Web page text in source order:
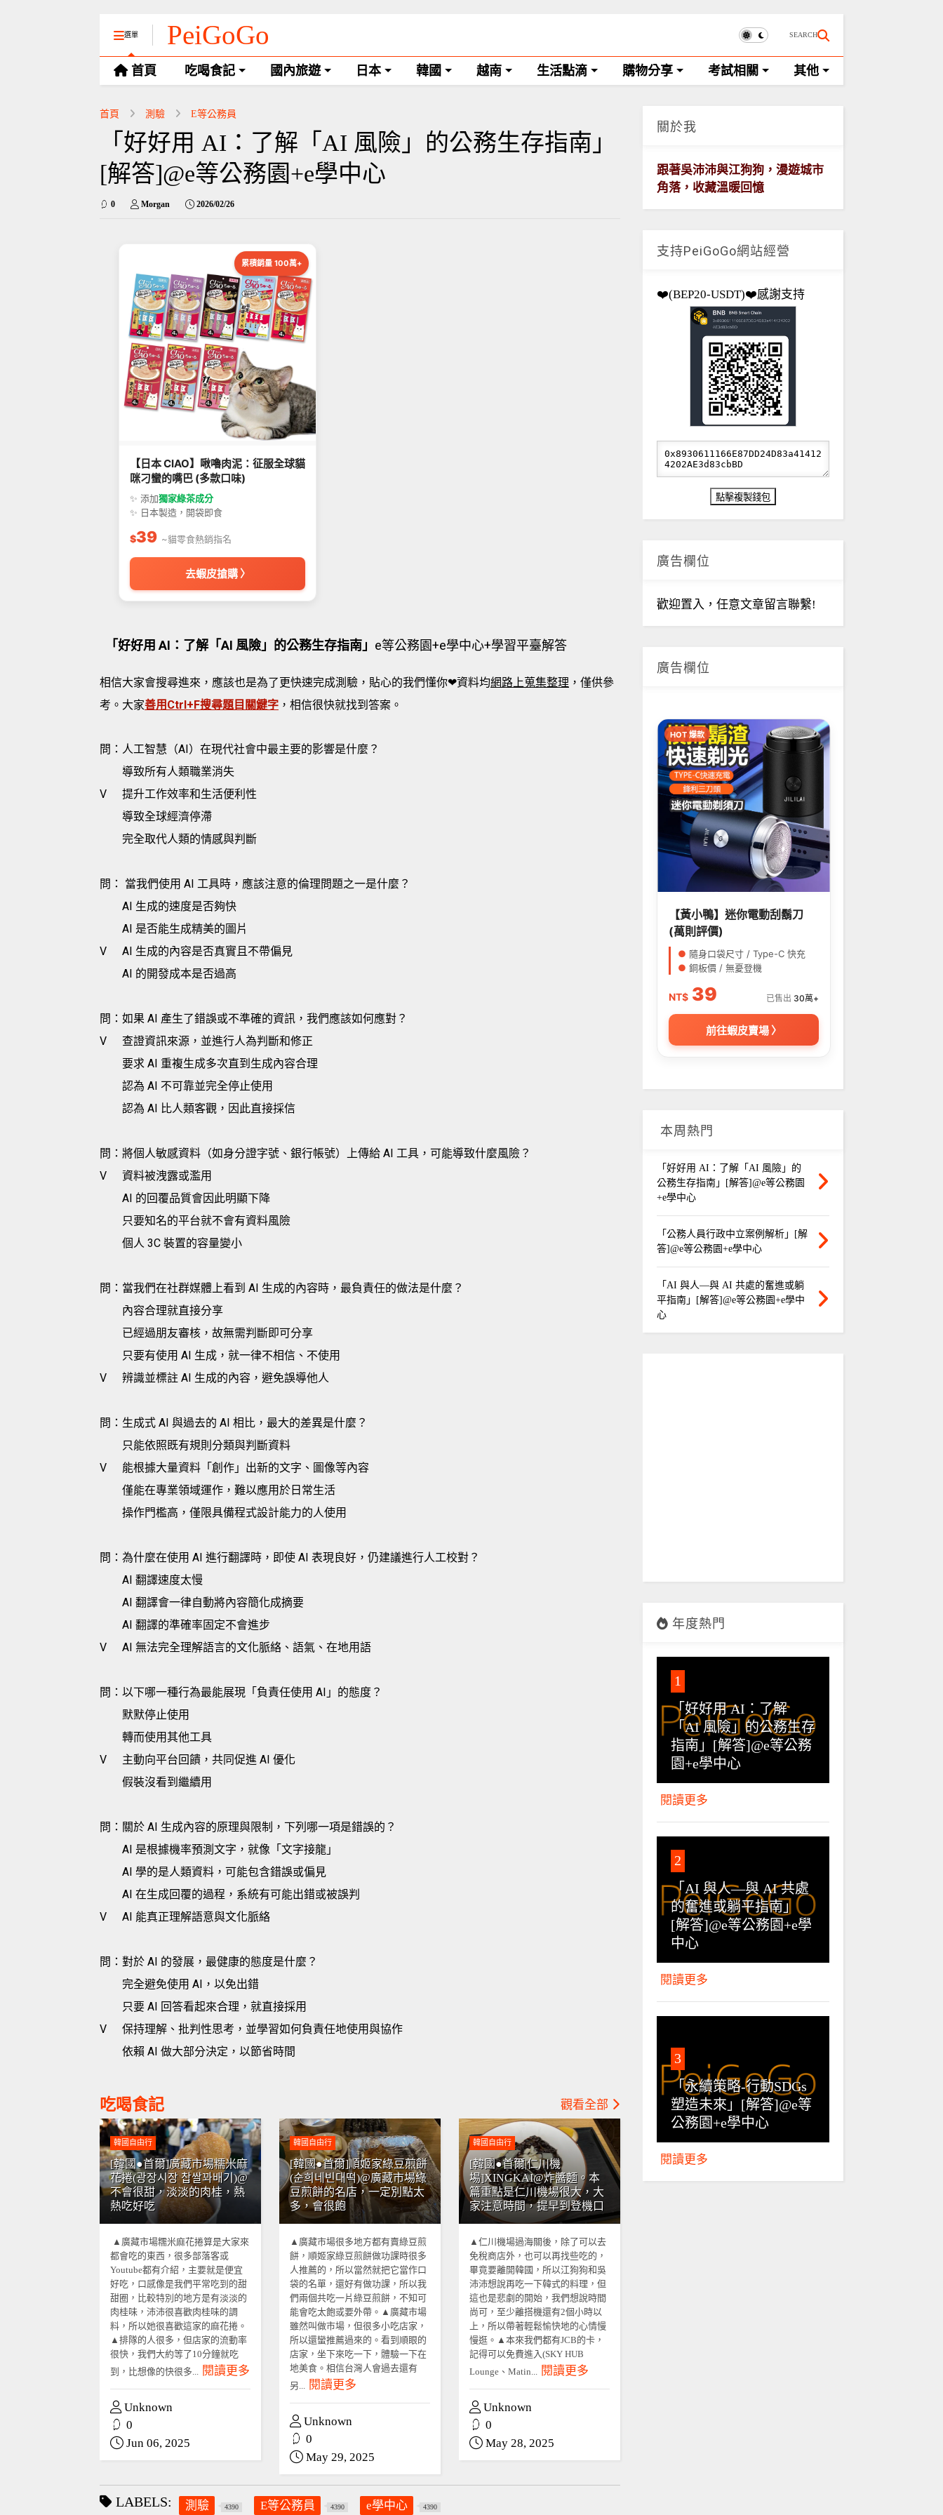
選單 PeiGoGo SEARCH
首頁 吃喝食記 國內旅遊 日本 韓國 越南 生活點滴 購物分享 考試相關 其他
首頁 測驗 E等公務員
「好好用 AI：了解「AI 風險」的公務生存指南」
[解答]@e等公務園+e學中心
0 Morgan 2026/02/26
累積銷量 100萬+
【日本 CIAO】啾嚕肉泥：征服全球貓
咪刁蠻的嘴巴 (多款口味)
✨ 添加獨家綠茶成分
✨ 日本製造，開袋即食
$39 ~貓零食熱銷指名
去蝦皮搶購 〉
「好好用 AI：了解「AI 風險」的公務生存指南」 e等公務園+e學中心+學習平臺解答
相信大家會搜尋進來，應該也是為了更快速完成測驗，貼心的我們懂你❤資料均網路上蒐集整理 ，僅供參
考。大家善用Ctrl+F搜尋題目關鍵字 ，相信很快就找到答案。
問：人工智慧（AI）在現代社會中最主要的影響是什麼？
導致所有人類職業消失
V
提升工作效率和生活便利性
導致全球經濟停滯
完全取代人類的情感與判斷
問： 當我們使用 AI 工具時，應該注意的倫理問題之一是什麼？
AI 生成的速度是否夠快
AI 是否能生成精美的圖片
V
AI 生成的內容是否真實且不帶偏見
AI 的開發成本是否過高
問：如果 AI 產生了錯誤或不準確的資訊，我們應該如何應對？
V
查證資訊來源，並進行人為判斷和修正
要求 AI 重複生成多次直到生成內容合理
認為 AI 不可靠並完全停止使用
認為 AI 比人類客觀，因此直接採信
問：將個人敏感資料（如身分證字號、銀行帳號）上傳給 AI 工具，可能導致什麼風險？
V
資料被洩露或濫用
AI 的回覆品質會因此明顯下降
只要知名的平台就不會有資料風險
個人 3C 裝置的容量變小
問：當我們在社群媒體上看到 AI 生成的內容時，最負責任的做法是什麼？
內容合理就直接分享
已經過朋友審核，故無需判斷即可分享
只要有使用 AI 生成，就一律不相信、不使用
V
辨識並標註 AI 生成的內容，避免誤導他人
問：生成式 AI 與過去的 AI 相比，最大的差異是什麼？
只能依照既有規則分類與判斷資料
V
能根據大量資料「創作」出新的文字、圖像等內容
僅能在專業領域運作，難以應用於日常生活
操作門檻高，僅限具備程式設計能力的人使用
問：為什麼在使用 AI 進行翻譯時，即使 AI 表現良好，仍建議進行人工校對？
AI 翻譯速度太慢
AI 翻譯會一律自動將內容簡化成摘要
AI 翻譯的準確率固定不會進步
V
AI 無法完全理解語言的文化脈絡、語氣、在地用語
問：以下哪一種行為最能展現「負責任使用 AI」的態度？
默默停止使用
轉而使用其他工具
V
主動向平台回饋，共同促進 AI 優化
假裝沒看到繼續用
問：關於 AI 生成內容的原理與限制，下列哪一項是錯誤的？
AI 是根據機率預測文字，就像「文字接龍」
AI 學的是人類資料，可能包含錯誤或偏見
AI 在生成回覆的過程，系統有可能出錯或被誤判
V
AI 能真正理解語意與文化脈絡
問：對於 AI 的發展，最健康的態度是什麼？
完全避免使用 AI，以免出錯
只要 AI 回答看起來合理，就直接採用
V
保持理解、批判性思考，並學習如何負責任地使用與協作
依賴 AI 做大部分決定，以節省時間
吃喝食記 觀看全部
韓國自由行
[韓國●首爾]廣藏市場糯米麻
花捲(광장시장 찹쌀꽈배기)@
不會很甜，淡淡的肉桂，熱
熱吃好吃
▲廣藏市場糯米麻花捲算是大家來
都會吃的東西，很多部落客或
Youtube都有介紹，主要就是便宜
好吃，口感像是我們平常吃到的甜
甜圈，比較特別的地方是有淡淡的
肉桂味，沛沛很喜歡肉桂味的調
料，所以她很喜歡這家的麻花捲。
▲排隊的人很多，但店家的流動率
很快，我們大約等了10分鐘就吃
到，比想像的快很多...
閱讀更多
Unknown
0
Jun 06, 2025
韓國自由行
[韓國●首爾]順姬家綠豆煎餅
(순희네빈대떡)@廣藏市場綠
豆煎餅的名店，一定別點太
多，會很飽
▲廣藏市場很多地方都有賣綠豆煎
餅，順姬家綠豆煎餅做功課時很多
人推薦的，所以當然就把它當作口
袋的名單，還好有做功課，所以我
們兩個共吃一片綠豆煎餅，不知可
能會吃太飽或要外帶。▲廣藏市場
雖然叫做市場，但很多小吃店家，
所以還蠻推薦過來的。看到順眼的
店家，坐下來吃一下，體驗一下在
地美食。相信台灣人會過去還有
另...
閱讀更多
Unknown
0
May 29, 2025
韓國自由行
[韓國●首爾|仁川機
場]XINGKAI@炸醬麵。本
篇重點是仁川機場很大，大
家注意時間，提早到登機口
▲仁川機場過海關後，除了可以去
免稅商店外，也可以再找些吃的，
畢竟要離開韓國，所以江狗狗和吳
沛沛想說再吃一下韓式的料理，但
這也是悲劇的開始，我們想說時間
尚可，至少離搭機還有2個小時以
上，所以帶著輕鬆愉快地的心情慢
慢逛。▲本來我們都有JCB的卡，
記得可以免費進入(SKY HUB
Lounge、Matin...
閱讀更多
Unknown
0
May 28, 2025
LABELS: 測驗 4390 E等公務員 4390 e學中心 4390
關於我
跟著吳沛沛與江狗狗，漫遊城市
角落，收藏溫暖回憶
支持PeiGoGo網站經營
❤️(BEP20-USDT)❤️感謝支持
廣告欄位
歡迎置入，任意文章留言聯繫!
廣告欄位
HOT 爆款
【黃小鴨】迷你電動刮鬍刀
(萬則評價)
● 隨身口袋尺寸 / Type-C 快充
● 銅板價 / 無憂登機
NT$ 39 已售出 30萬+
前往蝦皮賣場 〉
本周熱門
「好好用 AI：了解「AI 風險」的
公務生存指南」[解答]@e等公務園
+e學中心
「公務人員行政中立案例解析」[解
答]@e等公務園+e學中心
「AI 與人—與 AI 共處的奮進或躺
平指南」[解答]@e等公務園+e學中
心
年度熱門
1
「好好用 AI：了解
「AI 風險」的公務生存
指南」[解答]@e等公務
園+e學中心
閱讀更多
2
「AI 與人—與 AI 共處
的奮進或躺平指南」
[解答]@e等公務園+e學
中心
閱讀更多
3
「永續策略-行動SDGs
塑造未來」[解答]@e等
公務園+e學中心
閱讀更多